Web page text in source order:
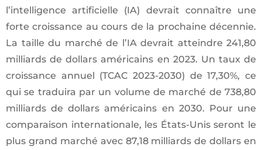
l’intelligence artificielle (IA) devrait connaître une
forte croissance au cours de la prochaine décennie.
La taille du marché de l’IA devrait atteindre 241,80
milliards de dollars américains en 2023. Un taux de
croissance annuel (TCAC 2023-2030) de 17,30%, ce
qui se traduira par un volume de marché de 738,80
milliards de dollars américains en 2030. Pour une
comparaison internationale, les États-Unis seront le
plus grand marché avec 87,18 milliards de dollars en